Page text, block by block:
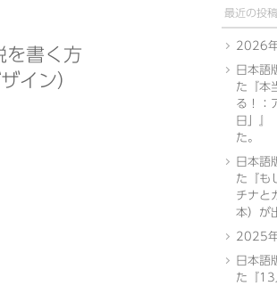
を書く方
イン）
最近の投稿
2026
日本語
た『本
る！：
日」』
た。
日本語
た『も
チナと
本）が
2025
日本語
た『13